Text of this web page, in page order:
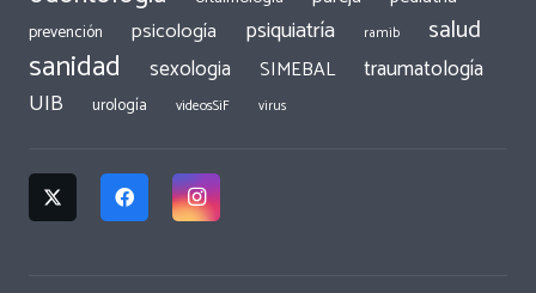
prevención psicología psiquiatría ramib salud
sanidad sexologia SIMEBAL traumatología
UIB urología videosSiF virus